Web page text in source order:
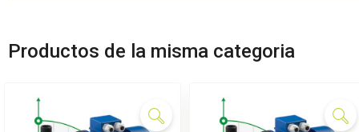
Productos de la misma categoria